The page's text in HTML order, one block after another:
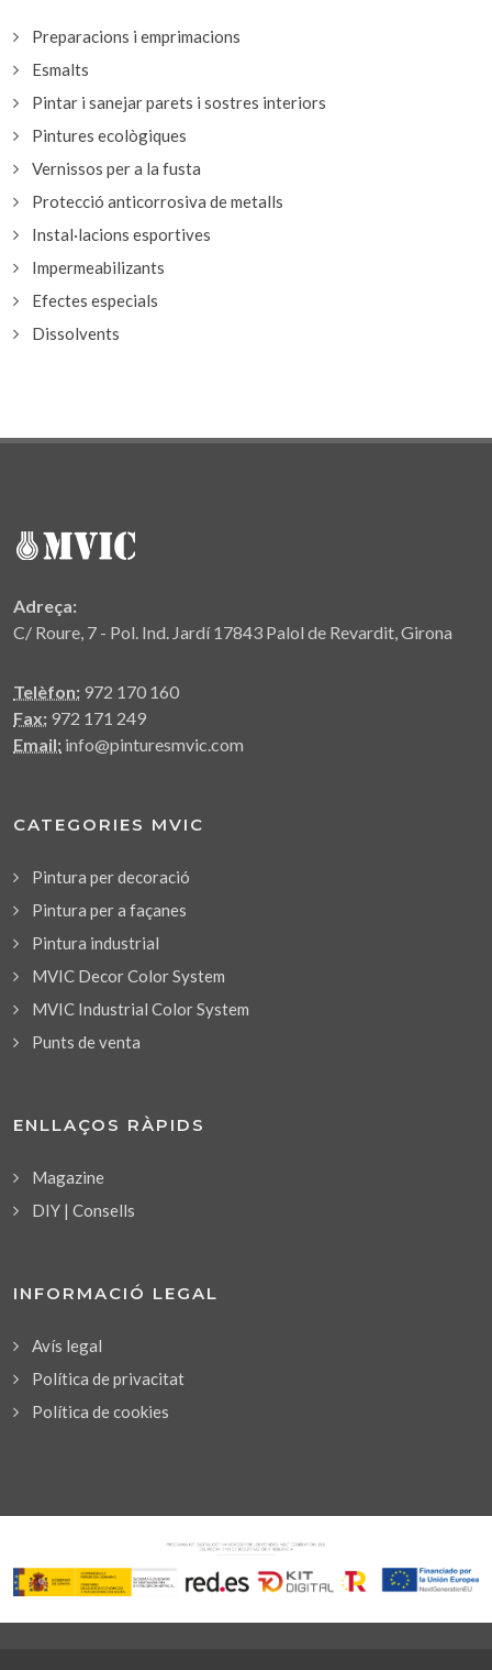
Preparacions i emprimacions
Esmalts
Pintar i sanejar parets i sostres interiors
Pintures ecològiques
Vernissos per a la fusta
Protecció anticorrosiva de metalls
Instal·lacions esportives
Impermeabilizants
Efectes especials
Dissolvents
Adreça:
C/ Roure, 7 - Pol. Ind. Jardí 17843 Palol de Revardit, Girona
Telèfon: 972 170 160
Fax: 972 171 249
Email: info@pinturesmvic.com
CATEGORIES MVIC
Pintura per decoració
Pintura per a façanes
Pintura industrial
MVIC Decor Color System
MVIC Industrial Color System
Punts de venta
ENLLAÇOS RÀPIDS
Magazine
DIY | Consells
INFORMACIÓ LEGAL
Avís legal
Política de privacitat
Política de cookies